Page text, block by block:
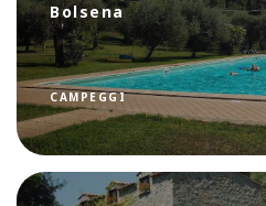
Bolsena
CAMPEGGI